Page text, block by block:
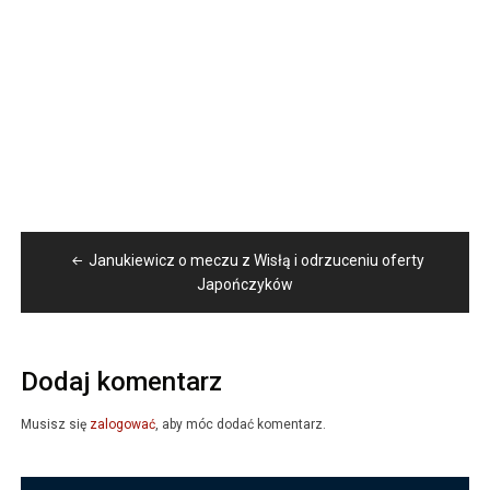
Nawigacja
Janukiewicz o meczu z Wisłą i odrzuceniu oferty
Japończyków
Dodaj komentarz
Musisz się zalogować, aby móc dodać komentarz.